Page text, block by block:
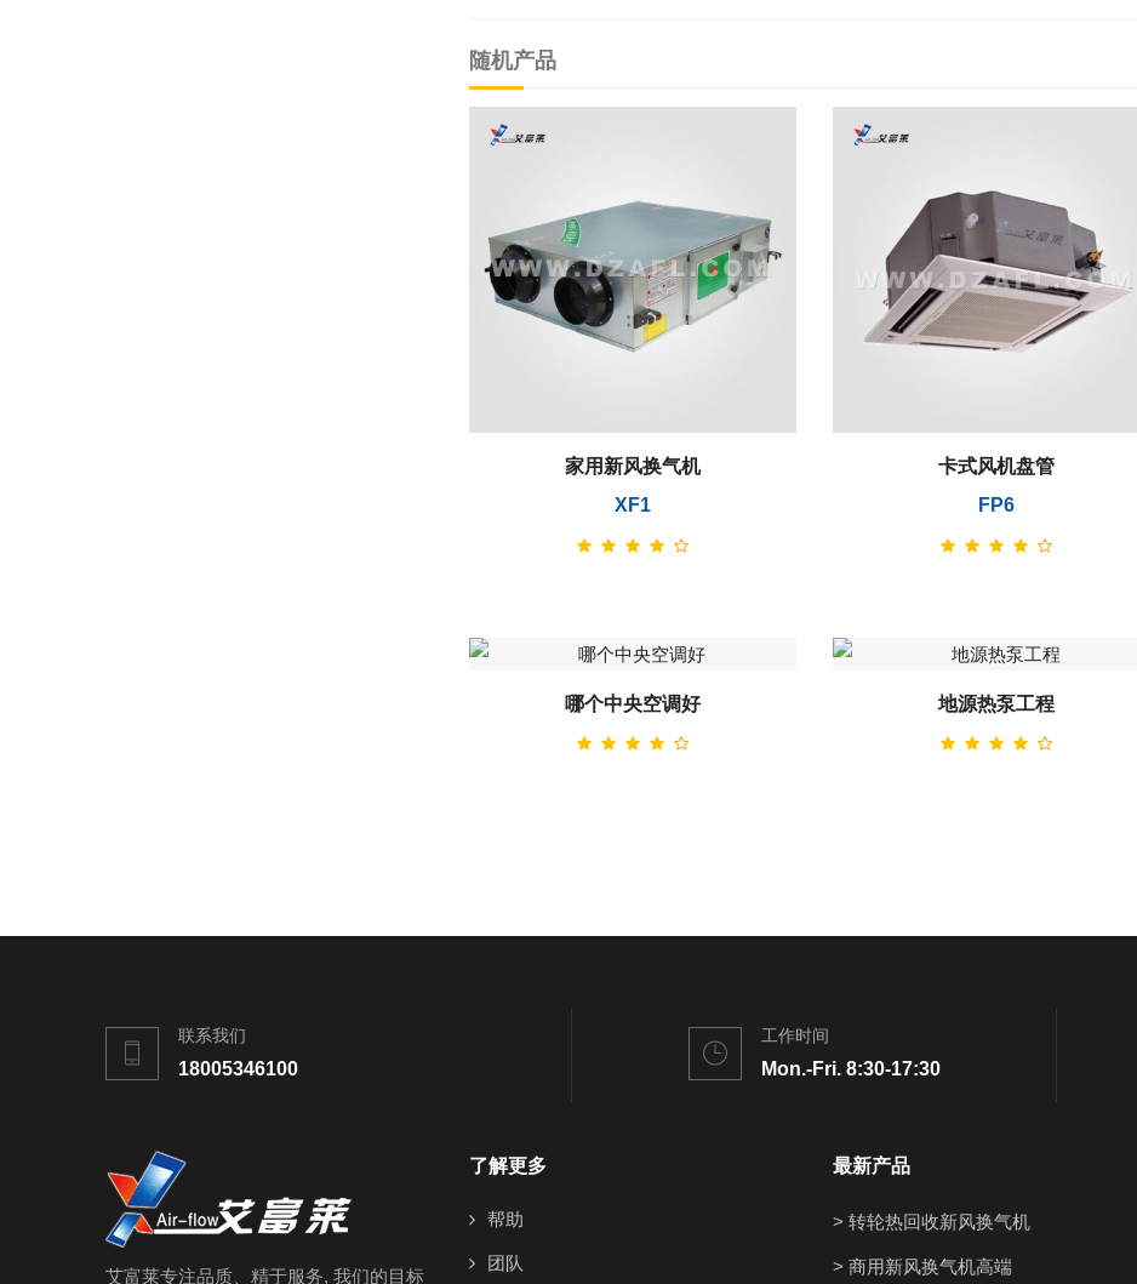
随机产品
家用新风换气机
XF1
卡式风机盘管
FP6
哪个中央空调好 地源热泵工程
联系我们
18005346100
工作时间
Mon.-Fri. 8:30-17:30
艾富莱专注品质、精于服务, 我们的目标
了解更多
帮助
团队
最新产品
> 转轮热回收新风换气机
> 商用新风换气机高端